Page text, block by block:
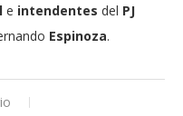
e intendentes del PJ
Espinoza.